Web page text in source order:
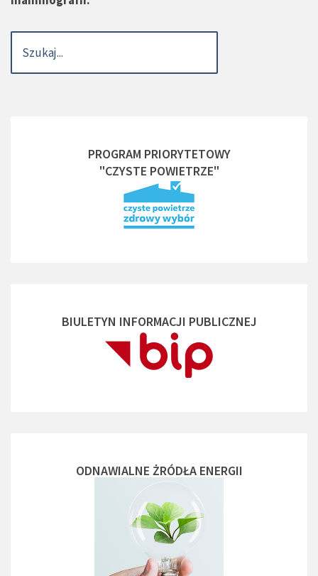
PROGRAM PRIORYTETOWY
"CZYSTE POWIETRZE"
BIULETYN INFORMACJI PUBLICZNEJ
ODNAWIALNE ŻRÓDŁA ENERGII